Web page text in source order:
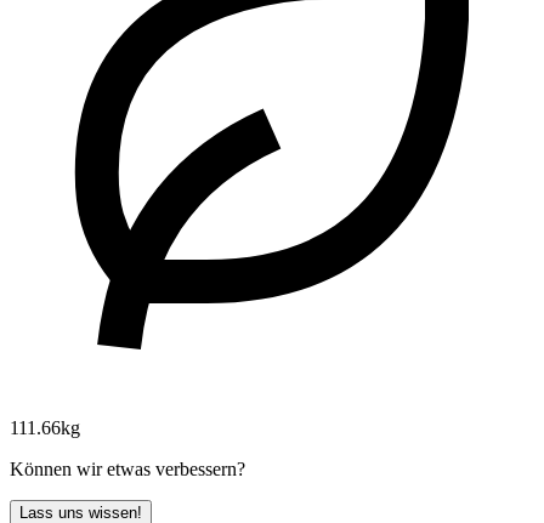
111.66kg
Können wir etwas verbessern?
Lass uns wissen!